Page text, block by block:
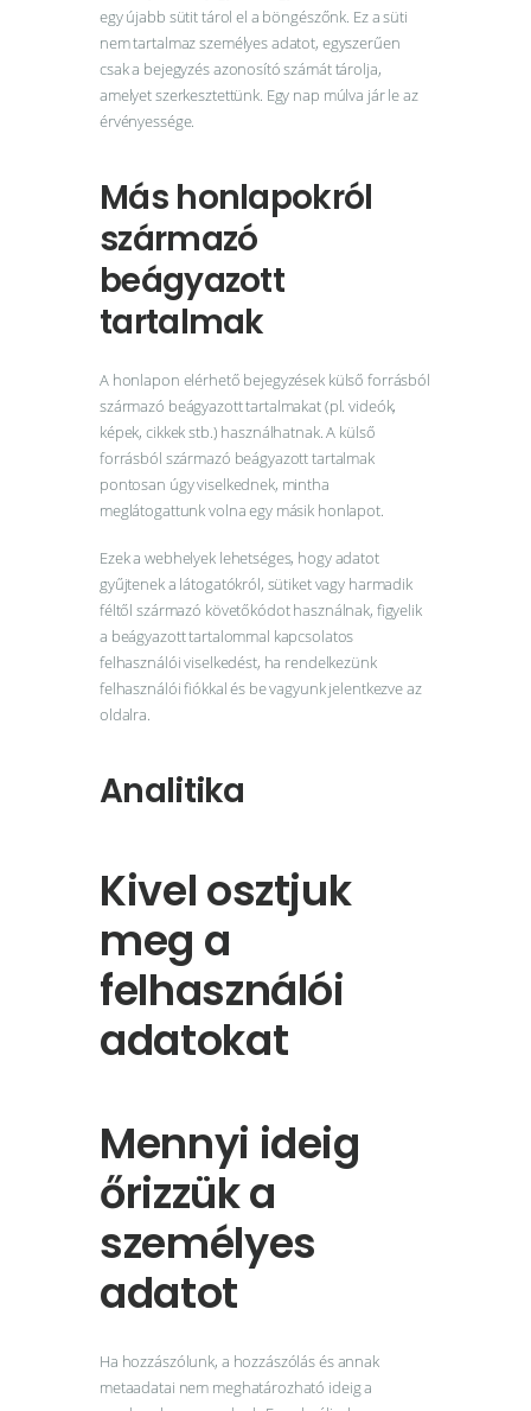
egy újabb sütit tárol el a böngészőnk. Ez a süti
nem tartalmaz személyes adatot, egyszerűen
csak a bejegyzés azonosító számát tárolja,
amelyet szerkesztettünk. Egy nap múlva jár le az
érvényessége.
Más honlapokról
származó
beágyazott
tartalmak
A honlapon elérhető bejegyzések külső forrásból
származó beágyazott tartalmakat (pl. videók,
képek, cikkek stb.) használhatnak. A külső
forrásból származó beágyazott tartalmak
pontosan úgy viselkednek, mintha
meglátogattunk volna egy másik honlapot.
Ezek a webhelyek lehetséges, hogy adatot
gyűjtenek a látogatókról, sütiket vagy harmadik
féltől származó követőkódot használnak, figyelik
a beágyazott tartalommal kapcsolatos
felhasználói viselkedést, ha rendelkezünk
felhasználói fiókkal és be vagyunk jelentkezve az
oldalra.
Analitika
Kivel osztjuk
meg a
felhasználói
adatokat
Mennyi ideig
őrizzük a
személyes
adatot
Ha hozzászólunk, a hozzászólás és annak
metaadatai nem meghatározható ideig a